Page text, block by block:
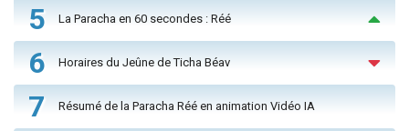
5 La Paracha en 60 secondes : Réé
6 Horaires du Jeûne de Ticha Béav
7 Résumé de la Paracha Réé en animation Vidéo IA